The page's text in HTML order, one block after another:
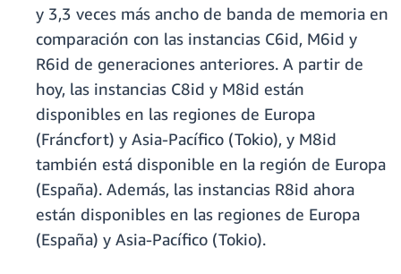
y 3,3 veces más ancho de banda de memoria en
comparación con las instancias C6id, M6id y
R6id de generaciones anteriores. A partir de
hoy, las instancias C8id y M8id están
disponibles en las regiones de Europa
(Fráncfort) y Asia-Pacífico (Tokio), y M8id
también está disponible en la región de Europa
(España). Además, las instancias R8id ahora
están disponibles en las regiones de Europa
(España) y Asia-Pacífico (Tokio).